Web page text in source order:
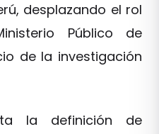
desplazando el rol
Público de
de la investigación
la definición de